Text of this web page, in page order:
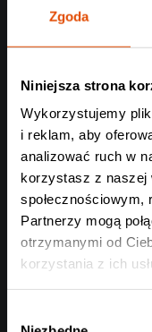
Zgoda
Niniejsza strona
Wykorzystujemy
i reklam, aby
analizować ruch w
korzystasz z naszej
Partnerzy mogą
otrzymanymi od
korzystania z ich
elektronicznej (e-
Informacje
ustawy z dnia 23
1964 r. – Kodeks
zawarcia umowy.